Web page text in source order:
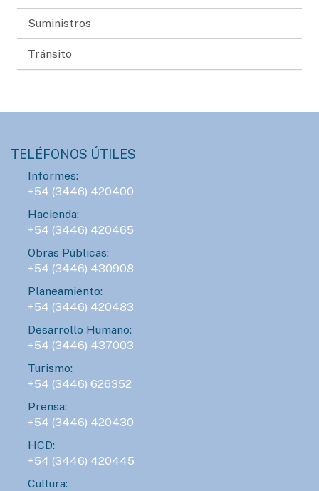
Suministros
Tránsito
TELÉFONOS ÚTILES
Informes:
+54 (3446) 420400
Hacienda:
+54 (3446) 420465
Obras Públicas:
+54 (3446) 430908
Planeamiento:
+54 (3446) 420483
Desarrollo Humano:
+54 (3446) 437003
Turismo:
+54 (3446) 626352
Prensa:
+54 (3446) 420430
HCD:
+54 (3446) 420445
Cultura: